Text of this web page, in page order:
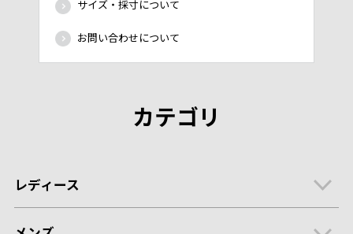
サイズ・採寸について
お問い合わせについて
カテゴリ
レディース